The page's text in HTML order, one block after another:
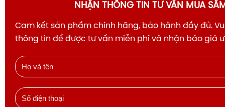
Tư vấn: Sản phẩm này phù hợp với
Với kích thước màn hình 75 inch, đây là sự lựa chọn lý
không gian phòng khách có diện tích từ 25 - 35m2, với
an toàn từ 2.3 đến 3.5 mét.
Đối với game thủ:
NHẬN THÔNG TIN TƯ VẤN MUA
Cam kết sản phẩm chính hãng, bảo hành đầy đủ.
thông tin để được tư vấn miễn phí và nhận báo giá